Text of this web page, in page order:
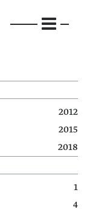
الرئيسية
مواضيع
2012
2015
2018
1
4